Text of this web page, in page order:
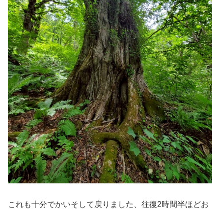
これも十分でかいそして戻りました、往復2時間半ほどお